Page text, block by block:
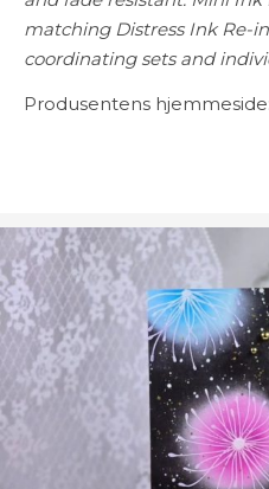
matching Distress Ink Re-
coordinating sets and
Produsentens hjemmeside:
Ønsk